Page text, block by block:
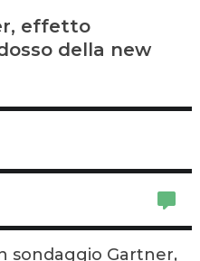
effetto
della new
sondaggio Gartner,